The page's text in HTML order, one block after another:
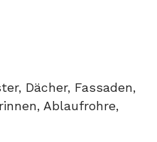
Dächer, Fassaden,
Ablaufrohre,